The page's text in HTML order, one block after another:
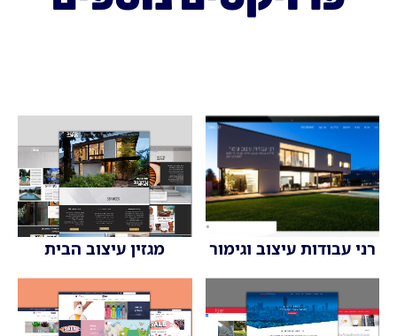
רני עבודות עיצוב וגימור מגזין עיצוב הבית